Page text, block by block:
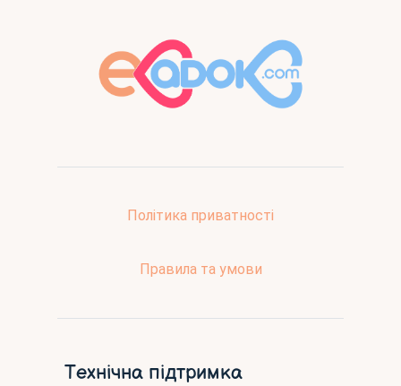
Політика приватності
Правила та умови
Технічна підтримка